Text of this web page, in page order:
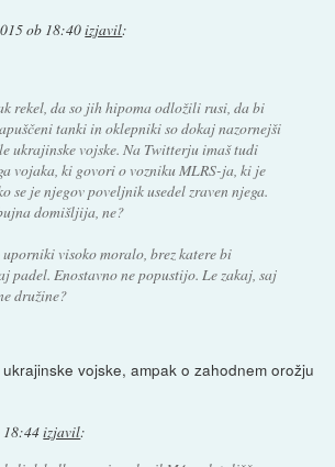
ob 18:40izjavil:
rekel, da so jih hipoma odložili rusi, da bi
tanki in oklepniki so dokaj nazornejši
ukrajinske vojske. Na Twitterju imaš tudi
vojaka, ki govori o vozniku MLRS-ja, ki je
se je njegov poveljnik usedel zraven njega.
domišljija, ne?
visoko moralo, brez katere bi
padel. Enostavno ne popustijo. Le zakaj, saj
družine?
vojske, ampak o zahodnem orožju
18:44izjavil: